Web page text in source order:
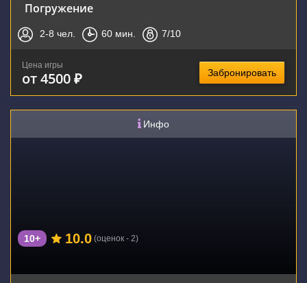
Погружение
2-8 чел. 60 мин. 7/10
Цена игры
от 4500 ₽ Забронировать
Инфо
10+ 10.0 (оценок - 2)